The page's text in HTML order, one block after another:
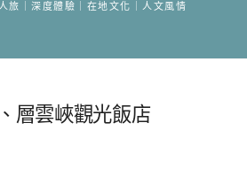
旅｜深度體驗｜在地文化｜人文風情
層雲峽觀光飯店